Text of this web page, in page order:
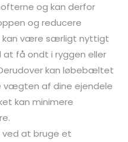
og kan derfor
og reducere
være særligt nyttigt
at få ondt i ryggen eller
kan løbebæltet
af dine ejendele
kan minimere
ved at bruge et